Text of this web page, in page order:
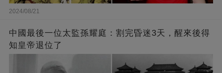
2024/08/21
中國最後一位太監孫耀庭：割完昏迷3天，醒來後得
知皇帝退位了